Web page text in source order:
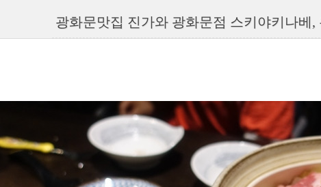
광화문맛집 진가와 광화문점 스키야키나베,